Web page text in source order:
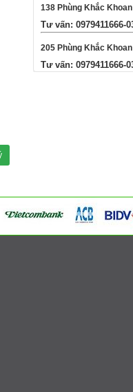
138 Phùng Khắc
Tư vấn: 0979411666-
205 Phùng Khắc
Tư vấn: 0979411666-
Cụm 6 - Thị Trấn Liên
Tư vấn: 0979411666-